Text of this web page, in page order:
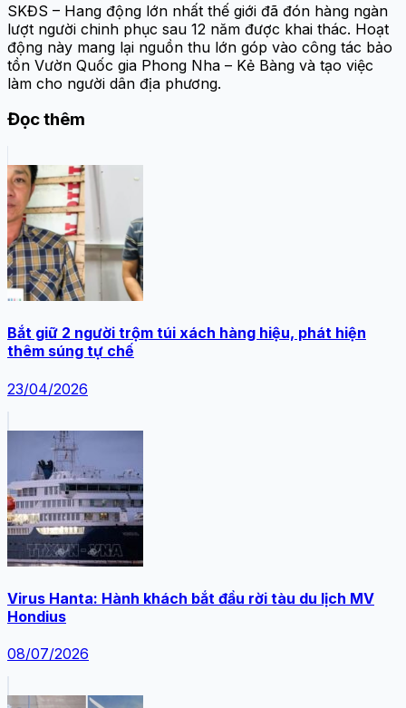
SKĐS – Hang động lớn nhất thế giới đã đón hàng ngàn
lượt người chinh phục sau 12 năm được khai thác. Hoạt
động này mang lại nguồn thu lớn góp vào công tác bảo
tồn Vườn Quốc gia Phong Nha – Kẻ Bàng và tạo việc
làm cho người dân địa phương.
Đọc thêm
Bắt giữ 2 người trộm túi xách hàng hiệu, phát hiện
thêm súng tự chế
23/04/2026
Virus Hanta: Hành khách bắt đầu rời tàu du lịch MV
Hondius
08/07/2026